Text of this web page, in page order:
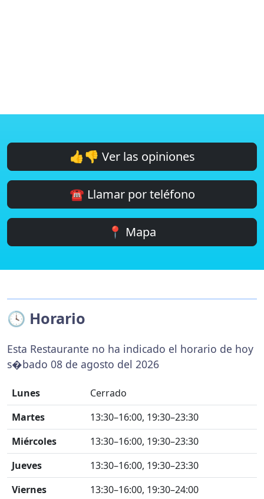
👍👎 Ver las opiniones
☎️ Llamar por teléfono
📍 Mapa
🕓 Horario
Esta Restaurante no ha indicado el horario de hoy
s�bado 08 de agosto del 2026
Lunes
Cerrado
Martes
13:30–16:00, 19:30–23:30
Miércoles
13:30–16:00, 19:30–23:30
Jueves
13:30–16:00, 19:30–23:30
Viernes
13:30–16:00, 19:30–24:00